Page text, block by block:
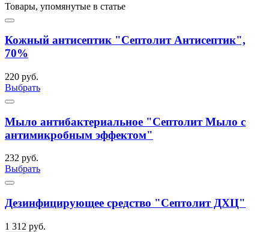
Товары, упомянутые в статье
Кожный антисептик "Септолит Антисептик",
70%
220 руб.
Выбрать
Мыло антибактериальное "Септолит Мыло с
антимикробным эффектом"
232 руб.
Выбрать
Дезинфицирующее средство "Септолит ДХЦ"
1 312 руб.